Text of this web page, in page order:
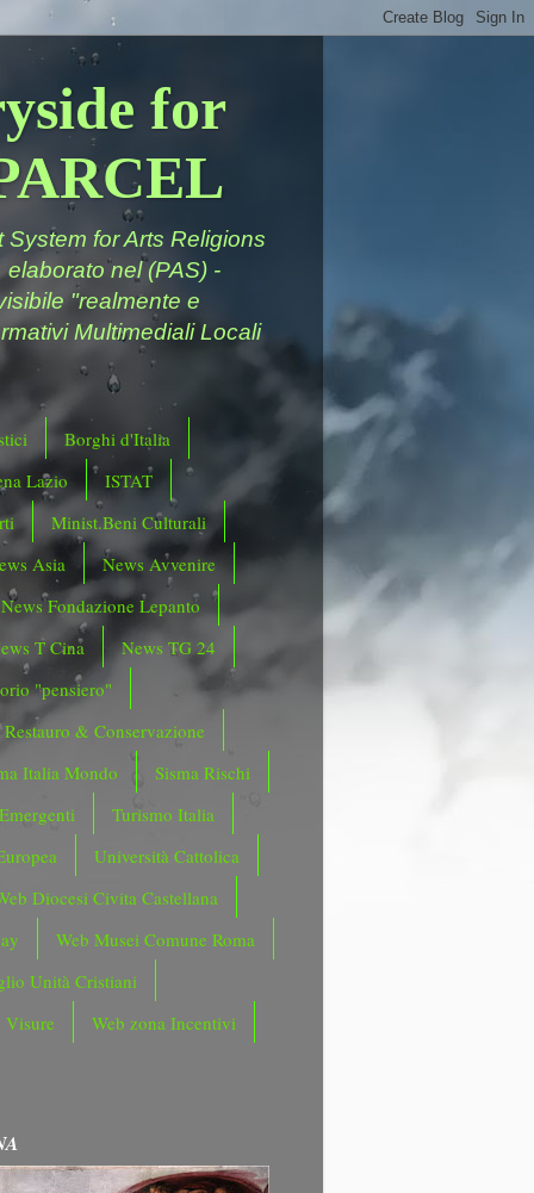
for
for Arts Religions
nel (PAS) -
"realmente e
Multimediali Locali
Borghi d'Italia
Lazio
ISTAT
Minist.Beni Culturali
Asia
News Avvenire
News Fondazione Lepanto
T Cina
News TG 24
"pensiero"
Restauro & Conservazione
Italia Mondo
Sisma Rischi
Turismo Italia
Università Cattolica
Diocesi Civita Castellana
Web Musei Comune Roma
Unità Cristiani
Visure
Web zona Incentivi